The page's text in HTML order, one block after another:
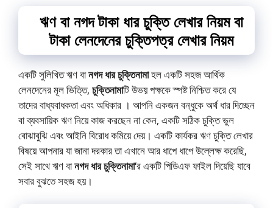
ঋণ বা নগদ টাকা ধার চুক্তি লেখার নিয়মবা
টাকা লেনদেনের চুক্তিপত্র লেখার নিয়ম
একটি সুলিখিত ঋণ বানগদ ধার চুক্তিনামাহল একটি সহজ আর্থিক
লেনদেনের মূল ভিত্তি, চুক্তিনামাটি উভয় পক্ষকে স্পষ্ট নিশ্চিত করে যে
তাদের বাধ্যবাধকতা এবং অধিকার । আপনি একজন বন্ধুকে অর্থ ধার দিচ্ছেন
বা ব্যবসায়িক ঋণ নিয়ে কাজ করছেন না কেন, একটি সঠিক চুক্তি ভুল
বোঝাবুঝি এবং আইনি বিরোধ কমিয়ে দেয়। একটি কার্যকর ঋণ চুক্তি লেখার
বিষয়ে আপনার যা জানা দরকার তা এখানে আর ধাপে ধাপে উল্লেক্ষ করেছি,
সেই সাথে ঋণ বানগদ ধার চুক্তিনামা‘র একটি পিডিএফ ফাইল দিয়েছি যাবে
সবার বুঝতে সহজ হয়।